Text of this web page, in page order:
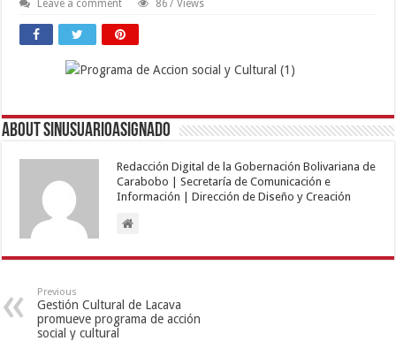
Leave a comment
867 Views
About sinusuarioasignado
Redacción Digital de la Gobernación Bolivariana de
Carabobo | Secretaría de Comunicación e
Información | Dirección de Diseño y Creación
Previous
Gestión Cultural de Lacava
promueve programa de acción
social y cultural